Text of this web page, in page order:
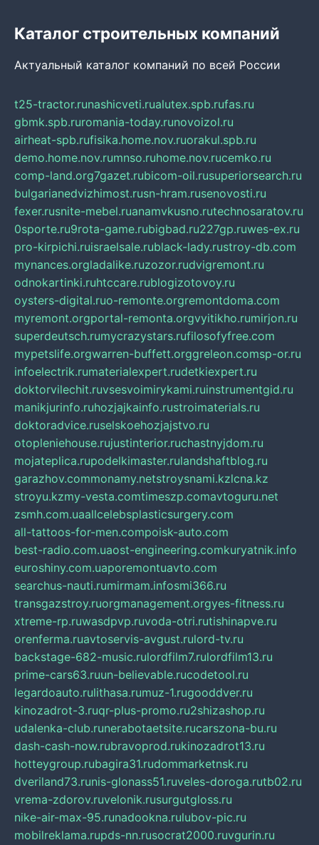
Каталог строительных компаний
Актуальный каталог компаний по всей России
t25-tractor.runashicveti.rualutex.spb.rufas.ru
gbmk.spb.ruromania-today.runovoizol.ru
airheat-spb.rufisika.home.nov.ruorakul.spb.ru
demo.home.nov.rumnso.ruhome.nov.rucemko.ru
comp-land.org7gazet.rubicom-oil.rusuperiorsearch.ru
bulgarianedvizhimost.rusn-hram.rusenovosti.ru
fexer.rusnite-mebel.ruanamvkusno.rutechnosaratov.ru
0sporte.ru9rota-game.rubigbad.ru227gp.ruwes-ex.ru
pro-kirpichi.ruisraelsale.rublack-lady.rustroy-db.com
mynances.orgladalike.ruzozor.rudvigremont.ru
odnokartinki.ruhtccare.rublogizotovoy.ru
oysters-digital.ruo-remonte.orgremontdoma.com
myremont.orgportal-remonta.orgvyitikho.rumirjon.ru
superdeutsch.rumycrazystars.rufilosofyfree.com
mypetslife.orgwarren-buffett.orggreleon.comsp-or.ru
infoelectrik.rumaterialexpert.rudetkiexpert.ru
doktorvilechit.ruvsesvoimirykami.ruinstrumentgid.ru
manikjurinfo.ruhozjajkainfo.rustroimaterials.ru
doktoradvice.ruselskoehozjajstvo.ru
otopleniehouse.rujustinterior.ruchastnyjdom.ru
mojateplica.rupodelkimaster.rulandshaftblog.ru
garazhov.commonamy.netstroysnami.kzlcna.kz
stroyu.kzmy-vesta.comtimeszp.comavtoguru.net
zsmh.com.uaallcelebsplasticsurgery.com
all-tattoos-for-men.compoisk-auto.com
best-radio.com.uaost-engineering.comkuryatnik.info
euroshiny.com.uaporemontuavto.com
searchus-nauti.rumirmam.infosmi366.ru
transgazstroy.ruorgmanagement.orgyes-fitness.ru
xtreme-rp.ruwasdpvp.ruvoda-otri.rutishinapve.ru
orenferma.ruavtoservis-avgust.rulord-tv.ru
backstage-682-music.rulordfilm7.rulordfilm13.ru
prime-cars63.ruun-believable.rucodetool.ru
legardoauto.rulithasa.rumuz-1.rugooddver.ru
kinozadrot-3.ruqr-plus-promo.ru2shizashop.ru
udalenka-club.runerabotaetsite.rucarszona-bu.ru
dash-cash-now.rubravoprod.rukinozadrot13.ru
hotteygroup.rubagira31.rudommarketnsk.ru
dveriland73.runis-glonass51.ruveles-doroga.rutb02.ru
vrema-zdorov.ruvelonik.rusurgutgloss.ru
nike-air-max-95.runadookna.rulubov-pic.ru
mobilreklama.rupds-nn.rusocrat2000.ruvgurin.ru